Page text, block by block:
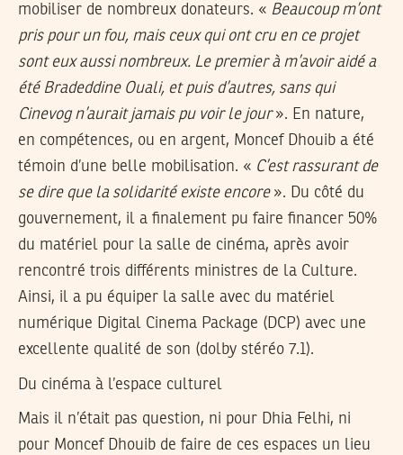
mobiliser de nombreux donateurs. « Beaucoup m’ont
pris pour un fou, mais ceux qui ont cru en ce projet
sont eux aussi nombreux. Le premier à m’avoir aidé a
été Bradeddine Ouali, et puis d’autres, sans qui
Cinevog n’aurait jamais pu voir le jour». En nature,
en compétences, ou en argent, Moncef Dhouib a été
témoin d’une belle mobilisation. « C’est rassurant de
se dire que la solidarité existe encore». Du côté du
gouvernement, il a finalement pu faire financer 50%
du matériel pour la salle de cinéma, après avoir
rencontré trois différents ministres de la Culture.
Ainsi, il a pu équiper la salle avec du matériel
numérique Digital Cinema Package (DCP) avec une
excellente qualité de son (dolby stéréo 7.1).
Du cinéma à l’espace culturel
Mais il n’était pas question, ni pour Dhia Felhi, ni
pour Moncef Dhouib de faire de ces espaces un lieu